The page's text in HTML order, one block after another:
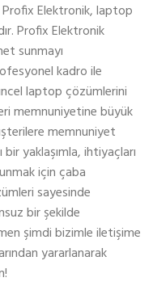
Profix Elektronik, laptop
Profix Elektronik
sunmayı
kadro ile
laptop çözümlerini
memnuniyetine büyük
memnuniyet
yaklaşımla, ihtiyaçları
için çaba
sayesinde
bir şekilde
şimdi bizimle iletişime
yararlanarak